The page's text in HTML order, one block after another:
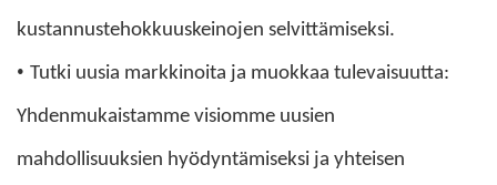
kustannustehokkuuskeinojen selvittämiseksi.
• Tutki uusia markkinoita ja muokkaa tulevaisuutta:
Yhdenmukaistamme visiomme uusien
mahdollisuuksien hyödyntämiseksi ja yhteisen